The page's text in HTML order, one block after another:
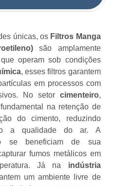
únicas, os Filtros Manga
são amplamente
operam sob condições
, esses filtros garantem
em processos com
No setor cimenteiro,
na retenção de
do cimento, reduzindo
a qualidade do ar. A
se beneficiam de sua
fumos metálicos em
Já na indústria
um ambiente livre de